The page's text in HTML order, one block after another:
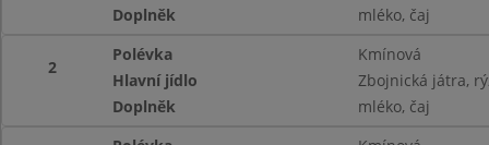
Doplněk
mléko, čaj
2
Polévka
Kmínová
Hlavní jídlo
Zbojnická játra,
Doplněk
mléko, čaj